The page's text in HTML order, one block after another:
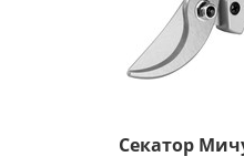
Секатор